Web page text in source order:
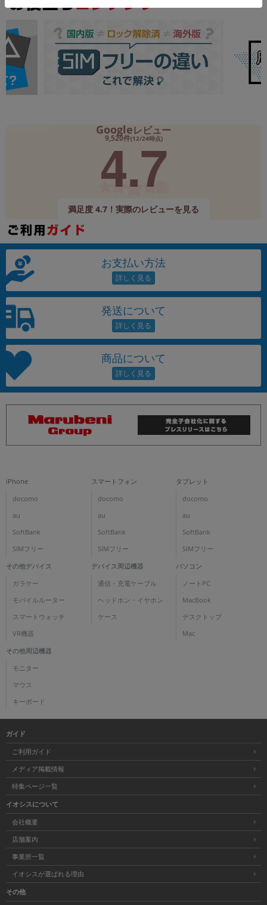
Googleレビュー
9,520件(12/24時点)
4.7
満足度 4.7！実際のレビューを見る
お支払い方法
発送について
商品について
iPhone
docomo
au
SoftBank
SIMフリー
スマートフォン
docomo
au
SoftBank
SIMフリー
タブレット
docomo
au
SoftBank
SIMフリー
その他デバイス
ガラケー
モバイルルーター
スマートウォッチ
VR機器
デバイス周辺機器
通信・充電ケーブル
ヘッドホン・イヤホン
ケース
パソコン
ノートPC
MacBook
デスクトップ
Mac
その他周辺機器
モニター
マウス
キーボード
ガイド
ご利用ガイド
メディア掲載情報
特集ページ一覧
イオシスについて
会社概要
店舗案内
事業所一覧
イオシスが選ばれる理由
その他